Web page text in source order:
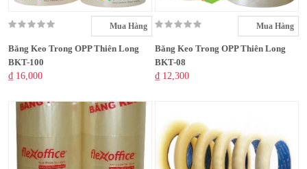
Mua Hàng
Băng Keo Trong OPP Thiên Long
BKT-100
₫ 16,000
Mua Hàng
Băng Keo Trong OPP Thiên Long
BKT-08
₫ 12,300